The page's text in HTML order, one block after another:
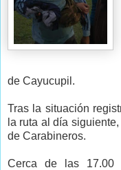
de Cayucupil.
Tras la situación
la ruta al día
de Carabineros.
Cerca de las 17.00